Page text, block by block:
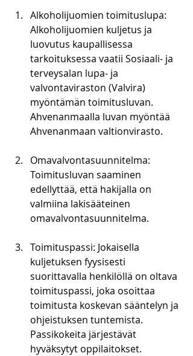
Alkoholijuomien toimituslupa:
Alkoholijuomien kuljetus ja
luovutus kaupallisessa
tarkoituksessa vaatii Sosiaali- ja
terveysalan lupa- ja
valvontaviraston (Valvira)
myöntämän toimitusluvan.
Ahvenanmaalla luvan myöntää
Ahvenanmaan valtionvirasto.
Omavalvontasuunnitelma:
Toimitusluvan saaminen
edellyttää, että hakijalla on
valmiina lakisääteinen
omavalvontasuunnitelma.
Toimituspassi: Jokaisella
kuljetuksen fyysisesti
suorittavalla henkilöllä on oltava
toimituspassi, joka osoittaa
toimitusta koskevan sääntelyn ja
ohjeistuksen tuntemista.
Passikokeita järjestävät
hyväksytyt oppilaitokset.